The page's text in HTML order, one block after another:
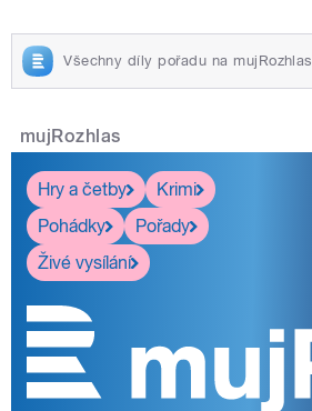
Všechny díly pořadu na mujRozhlas
mujRozhlas
Hry a četby
Krimi
Pohádky
Pořady
Živé vysílání